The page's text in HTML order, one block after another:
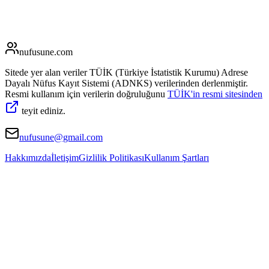
nufusune.com
Sitede yer alan veriler TÜİK (Türkiye İstatistik Kurumu) Adrese
Dayalı Nüfus Kayıt Sistemi (ADNKS) verilerinden derlenmiştir.
Resmi kullanım için verilerin doğruluğunu TÜİK'in resmi sitesinden
teyit ediniz.
nufusune@gmail.com
HakkımızdaİletişimGizlilik PolitikasıKullanım Şartları